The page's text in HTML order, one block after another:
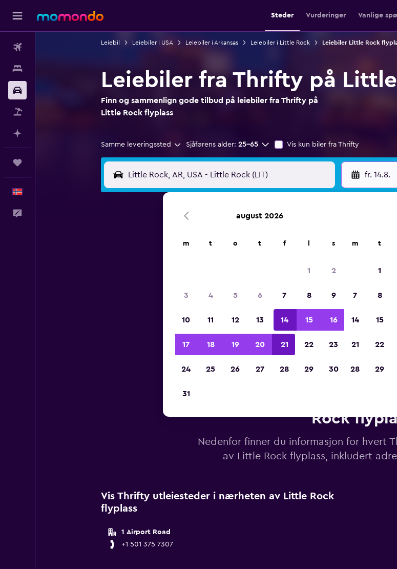
Steder Vurderinger Vanlige
Leiebil Leiebiler i USA Leiebiler i Arkansas Leiebiler i Little Rock Leiebiler Little Rock
Leiebiler fra Thrifty på
Finn og sammenlign gode tilbud på leiebiler fra Thrifty på
Little Rock flyplass
Samme leveringssted Sjåførens alder: 25–65 Vis kun biler fra Thrifty
fr. 14.8.
2023
Rock
Nedenfor finner du informasjon for hvert
av Little Rock flyplass, inkludert
Vis Thrifty utleiesteder i nærheten av Little Rock
flyplass
1 Airport Road
+1 501 375 7307
august 2026
m t o t f s
1 2
3 4 5 6 7 8 9
10 11 12 13 14 15 16
17 18 19 20 21 22 23
24 25 26 27 28 29 30
31
m t
1
7 8
14 15
21 22
28 29